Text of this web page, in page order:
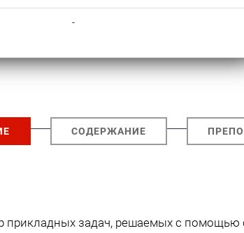
-
СОДЕРЖАНИЕ
прикладных задач, решаемых с помощью